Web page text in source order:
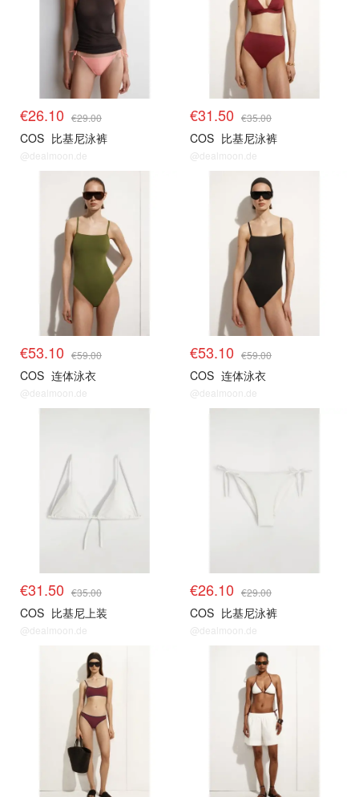
€26.10 €29.00
COS 比基尼泳裤
@dealmoon.de
€31.50 €35.00
COS 比基尼泳裤
@dealmoon.de
€53.10 €59.00
COS 连体泳衣
@dealmoon.de
€53.10 €59.00
COS 连体泳衣
@dealmoon.de
€31.50 €35.00
COS 比基尼上装
@dealmoon.de
€26.10 €29.00
COS 比基尼泳裤
@dealmoon.de